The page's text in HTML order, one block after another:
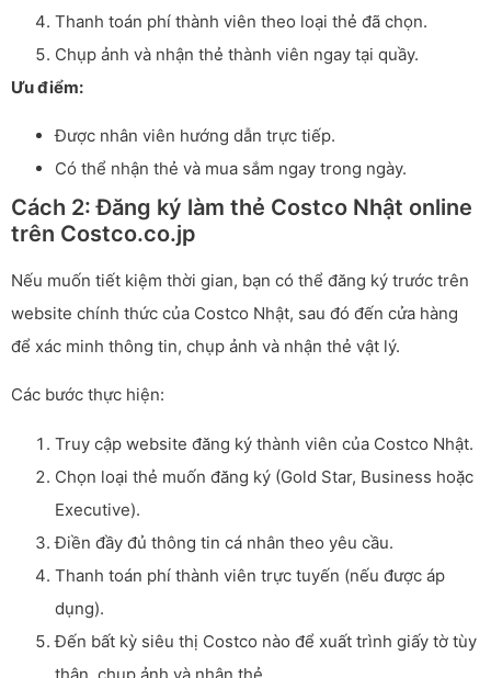
Thanh toán phí thành viên theo loại thẻ đã chọn.
Chụp ảnh và nhận thẻ thành viên ngay tại quầy.
Ưu điểm:
Được nhân viên hướng dẫn trực tiếp.
Có thể nhận thẻ và mua sắm ngay trong ngày.
Cách 2: Đăng ký làm thẻ Costco Nhật online
trên Costco.co.jp
Nếu muốn tiết kiệm thời gian, bạn có thể đăng ký trước trên
website chính thức của Costco Nhật, sau đó đến cửa hàng
để xác minh thông tin, chụp ảnh và nhận thẻ vật lý.
Các bước thực hiện:
Truy cập website đăng ký thành viên của Costco Nhật.
Chọn loại thẻ muốn đăng ký (Gold Star, Business hoặc
Executive).
Điền đầy đủ thông tin cá nhân theo yêu cầu.
Thanh toán phí thành viên trực tuyến (nếu được áp
dụng).
Đến bất kỳ siêu thị Costco nào để xuất trình giấy tờ tùy
thân, chụp ảnh và nhận thẻ.